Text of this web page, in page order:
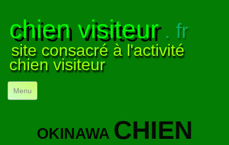
chien visiteur. fr
site consacré à l'activité
chien visiteur
Menu
NOS VISITES▼
OKINAWA CHIEN